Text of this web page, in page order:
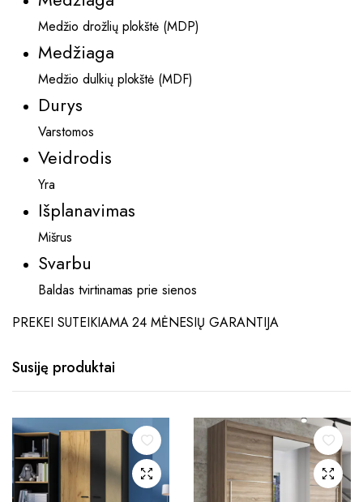
Medžio drožlių plokštė (MDP)
Medžiaga
Medžio dulkių plokštė (MDF)
Durys
Varstomos
Veidrodis
Yra
Išplanavimas
Mišrus
Svarbu
Baldas tvirtinamas prie sienos
PREKEI SUTEIKIAMA 24 MĖNESIŲ GARANTIJA
Susiję produktai